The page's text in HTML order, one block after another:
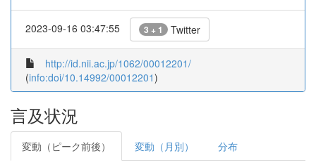
2023-09-16 03:47:55 3 + 1 Twitter
http://id.nii.ac.jp/1062/00012201/
(info:doi/10.14992/00012201)
言及状況
変動（ピーク前後） 変動（月別） 分布